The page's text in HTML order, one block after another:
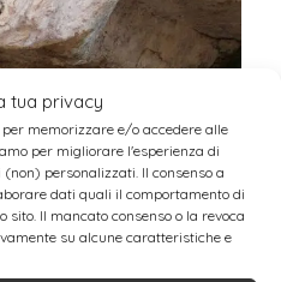
tua privacy
memorizzare e/o accedere alle
per migliorare l'esperienza di
personalizzati. Il consenso a
dati quali il comportamento di
sito. Il mancato consenso o la revoca
su alcune caratteristiche e